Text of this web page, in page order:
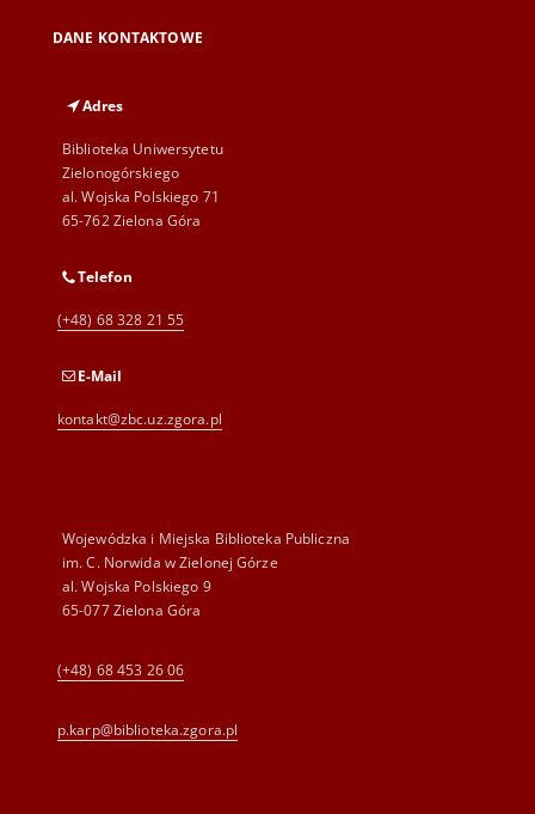
DANE KONTAKTOWE
Adres
Biblioteka Uniwersytetu
Zielonogórskiego
al. Wojska Polskiego 71
65-762 Zielona Góra
Telefon
(+48) 68 328 21 55
E-Mail
kontakt@zbc.uz.zgora.pl
Wojewódzka i Miejska Biblioteka Publiczna
im. C. Norwida w Zielonej Górze
al. Wojska Polskiego 9
65-077 Zielona Góra
(+48) 68 453 26 06
p.karp@biblioteka.zgora.pl